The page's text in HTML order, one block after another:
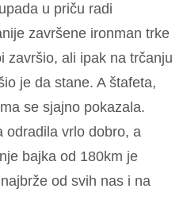
u priču radi
završene ironman trke
završio, ali ipak na trčanju
je da stane. A štafeta,
se sjajno pokazala.
odradila vrlo dobro, a
bajka od 180km je
od svih nas i na